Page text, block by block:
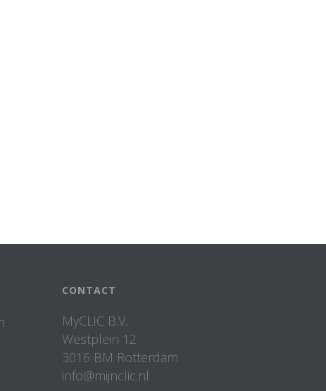
CONTACT
MyCLIC B.V.
Westplein 12
3016 BM Rotterdam
info@mijnclic.nl